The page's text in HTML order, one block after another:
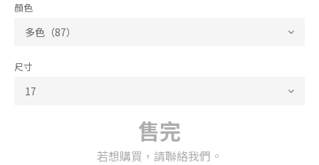
顏色
尺寸
售完
若想購買，請聯絡我們。